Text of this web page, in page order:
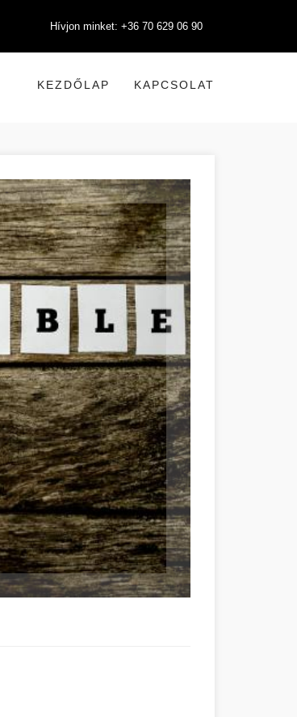
Hívjon minket: +36 70 629 06 90
KEZDŐLAP KAPCSOLAT